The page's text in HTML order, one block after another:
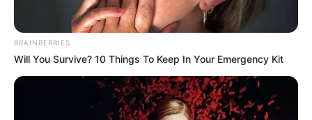
BRAINBERRIES
Will You Survive? 10 Things To Keep In Your Emergency Kit